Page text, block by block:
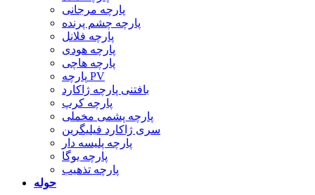
پارچه مرجانی
پارچه چشم پرنده
پارچه فلانل
پارچه هودی
پارچه هاچی
پارچه PV
بافتنی پارچه ژاکارد
پارچه کرپ
پارچه پشمی مخملی
سری ژاکارد فیلیگرین
پارچه پلیسه دار
پارچه یوگا
پارچه تذهیب
حوله